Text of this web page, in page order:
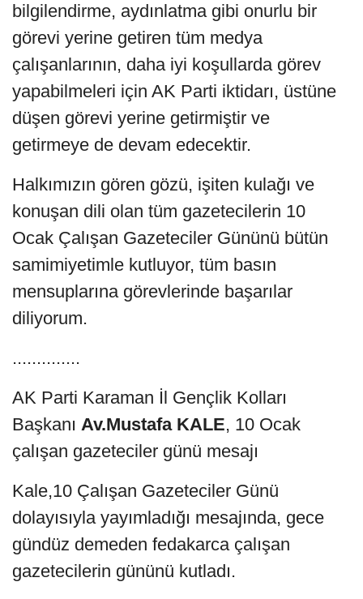
bilgilendirme, aydınlatma gibi onurlu bir
görevi yerine getiren tüm medya
çalışanlarının, daha iyi koşullarda görev
yapabilmeleri için AK Parti iktidarı, üstüne
düşen görevi yerine getirmiştir ve
getirmeye de devam edecektir.
Halkımızın gören gözü, işiten kulağı ve
konuşan dili olan tüm gazetecilerin 10
Ocak Çalışan Gazeteciler Gününü bütün
samimiyetimle kutluyor, tüm basın
mensuplarına görevlerinde başarılar
diliyorum.
..............
AK Parti Karaman İl Gençlik Kolları
Başkanı Av.Mustafa KALE, 10 Ocak
çalışan gazeteciler günü mesajı
Kale,10 Çalışan Gazeteciler Günü
dolayısıyla yayımladığı mesajında, gece
gündüz demeden fedakarca çalışan
gazetecilerin gününü kutladı.